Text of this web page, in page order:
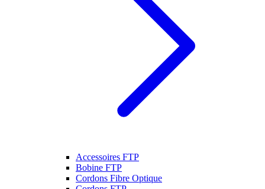
Accessoires FTP
Bobine FTP
Cordons Fibre Optique